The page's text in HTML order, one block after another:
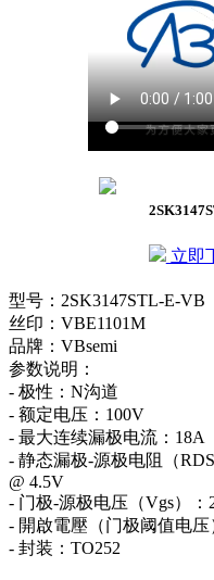
立即
型号：2SK3147STL-E-VB
丝印：VBE1101M
品牌：VBsemi
参数说明：
- 极性：N沟道
- 额定电压：100V
- 最大连续漏极电流：18A
- 静态漏极-源极电阻（
@ 4.5V
- 门极-源极电压（Vgs）：
- 開啟電壓（门极阈值电压
- 封装：TO252